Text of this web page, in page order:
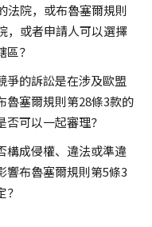
法院，或布魯塞爾規則
，或者申請人可以選擇
？
爭的訴訟是在涉及歐盟
魯塞爾規則第28條3款的
可以一起審理？
構成侵權、違法或準違
響布魯塞爾規則第5條3